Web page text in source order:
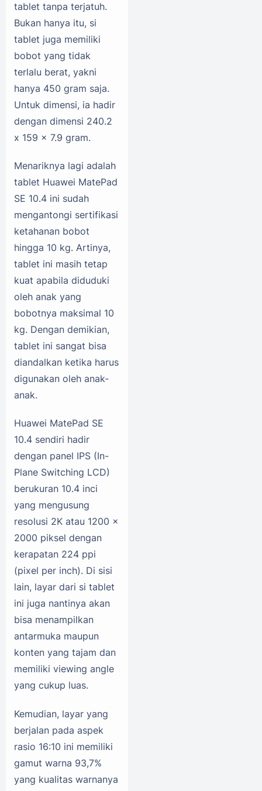
tablet tanpa terjatuh.
Bukan hanya itu, si
tablet juga memiliki
bobot yang tidak
terlalu berat, yakni
hanya 450 gram saja.
Untuk dimensi, ia hadir
dengan dimensi 240.2
x 159 x 7.9 gram.
Menariknya lagi adalah
tablet Huawei MatePad
SE 10.4 ini sudah
mengantongi sertifikasi
ketahanan bobot
hingga 10 kg. Artinya,
tablet ini masih tetap
kuat apabila diduduki
oleh anak yang
bobotnya maksimal 10
kg. Dengan demikian,
tablet ini sangat bisa
diandalkan ketika harus
digunakan oleh anak-
anak.
Huawei MatePad SE
10.4 sendiri hadir
dengan panel IPS (In-
Plane Switching LCD)
berukuran 10.4 inci
yang mengusung
resolusi 2K atau 1200 x
2000 piksel dengan
kerapatan 224 ppi
(pixel per inch). Di sisi
lain, layar dari si tablet
ini juga nantinya akan
bisa menampilkan
antarmuka maupun
konten yang tajam dan
memiliki viewing angle
yang cukup luas.
Kemudian, layar yang
berjalan pada aspek
rasio 16:10 ini memiliki
gamut warna 93,7%
yang kualitas warnanya